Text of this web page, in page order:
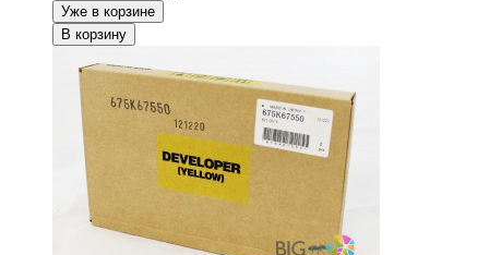
Уже в корзине
В корзину